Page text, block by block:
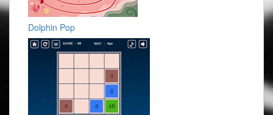
Dolphin Pop